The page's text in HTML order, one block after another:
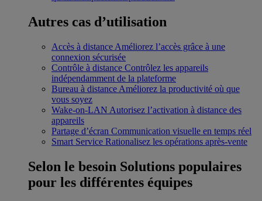
Autres cas d’utilisation
Accès à distance Améliorez l’accès grâce à une
connexion sécurisée
Contrôle à distance Contrôlez les appareils
indépendamment de la plateforme
Bureau à distance Améliorez la productivité où que
vous soyez
Wake-on-LAN Autorisez l’activation à distance des
appareils
Partage d’écran Communication visuelle en temps réel
Smart Service Rationalisez les opérations après-vente
Selon le besoin Solutions populaires
pour les différentes équipes